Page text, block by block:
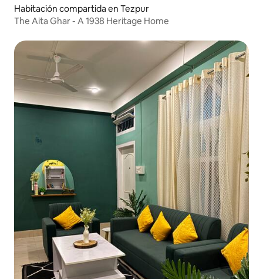
Habitación compartida en Tezpur
The Aita Ghar - A 1938 Heritage Home